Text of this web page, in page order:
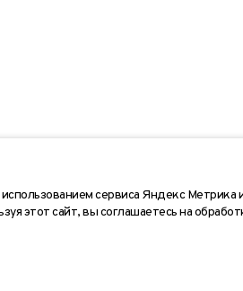
Согласие на получение
сервиса Яндекс
этот сайт, вы соглашаетесь на